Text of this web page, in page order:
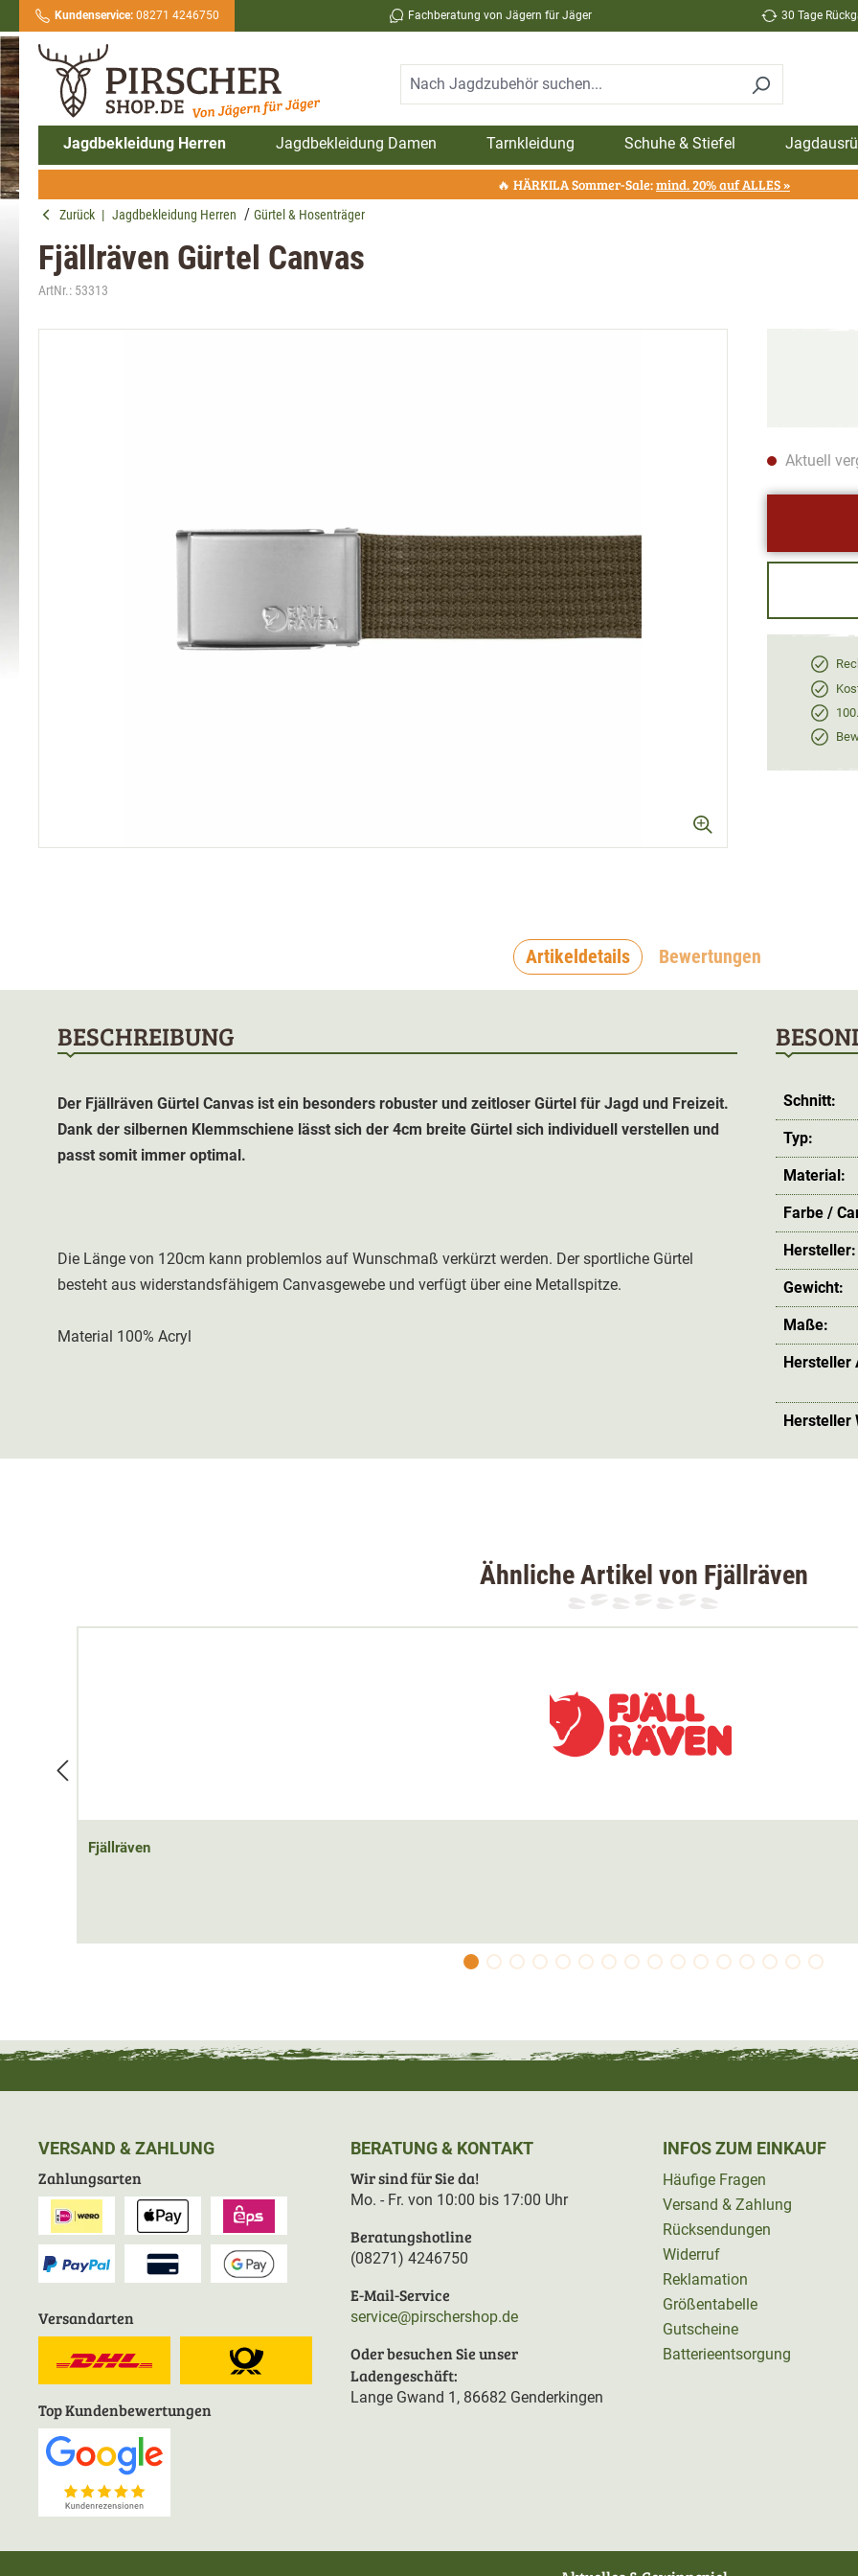
Zur Hauptnavigation springen
Kundenservice:08271 4246750 Fachberatung von Jägern für Jäger 30 Tage
Jagdbekleidung Herren Jagdbekleidung Damen Tarnkleidung Schuhe & Stiefel
🔥 HÄRKILA Sommer-Sale:mind. 20% auf ALLES »
Zurück | Jagdbekleidung Herren Gürtel & Hosenträger
Fjällräven Gürtel Canvas
ArtNr.: 53313
Aktuell
Artikeldetails Bewertungen
BESCHREIBUNG
Der Fjällräven Gürtel Canvas ist ein besonders robuster und zeitloser Gürtel für Jagd und Freizeit.
Dank der silbernen Klemmschiene lässt sich der 4cm breite Gürtel sich individuell verstellen und
passt somit immer optimal.
Die Länge von 120cm kann problemlos auf Wunschmaß verkürzt werden. Der sportliche Gürtel
besteht aus widerstandsfähigem Canvasgewebe und verfügt über eine Metallspitze.
Material 100% Acryl
Schnitt:
Typ:
Material:
Farbe /
Hersteller:
Gewicht:
Maße:
Hersteller
Hersteller
Ähnliche Artikel von Fjällräven
Fjällräven
VERSAND & ZAHLUNG
Zahlungsarten
Versandarten
Top Kundenbewertungen
BERATUNG & KONTAKT
Wir sind für Sie da!
Mo. - Fr. von 10:00 bis 17:00 Uhr
Beratungshotline
(08271) 4246750
E-Mail-Service
service@pirschershop.de
Oder besuchen Sie unser
Ladengeschäft:
Lange Gwand 1, 86682 Genderkingen
INFOS ZUM EINKAUF
Häufige Fragen
Versand & Zahlung
Rücksendungen
Widerruf
Reklamation
Größentabelle
Gutscheine
Batterieentsorgung